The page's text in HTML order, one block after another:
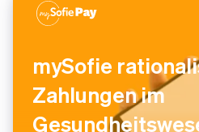
mySofie
Zahlungen im